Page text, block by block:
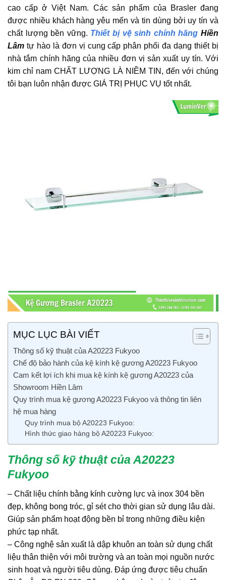
cao cấp ở Việt Nam. Các sản phẩm của Brasler đang
được nhiều khách hàng yêu mến và tin dùng bởi uy tín và
chất lượng bền vững. Thiết bị vệ sinh chính hãng Hiền
Lâm tự hào là đơn vị cung cấp phân phối đa dạng thiết bị
nhà tắm chính hãng của nhiều đơn vị sản xuất uy tín. Với
kim chỉ nam CHẤT LƯỢNG LÀ NIỀM TIN, đến với chúng
tôi bạn luôn nhận được GIÁ TRỊ PHỤC VỤ tốt nhất.
MỤC LỤC BÀI VIẾT
Thông số kỹ thuật của A20223 Fukyoo
Chế độ bảo hành của kệ kính kệ gương A20223 Fukyoo
Cam kết lợi ích khi mua kệ kính kệ gương A20223 của
Showroom Hiền Lâm
Quy trình mua kệ gương A20223 Fukyoo và thông tin liên
hệ mua hàng
Quy trình mua bộ A20223 Fukyoo:
Hình thức giao hàng bộ A20223 Fukyoo:
Thông số kỹ thuật của A20223
Fukyoo
– Chất liệu chính bằng kính cường lực và inox 304 bền
đẹp, không bong tróc, gỉ sét cho thời gian sử dụng lâu dài.
Giúp sản phẩm hoạt động bền bỉ trong những điều kiện
phức tạp nhất.
– Công nghệ sản xuất là dập khuôn an toàn sử dụng chất
liệu thân thiện với môi trường và an toàn mọi nguồn nước
sinh hoạt và người tiêu dùng. Đáp ứng được tiêu chuẩn